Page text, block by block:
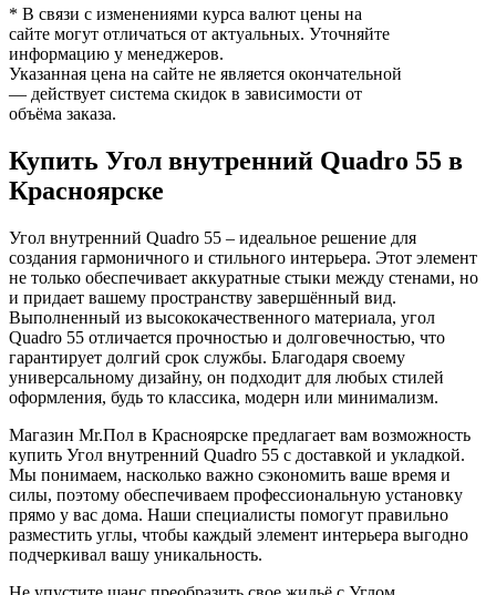
* В связи с изменениями курса валют цены на
сайте могут отличаться от актуальных. Уточняйте
информацию у менеджеров.
Указанная цена на сайте не является окончательной
— действует система скидок в зависимости от
объёма заказа.
Купить Угол внутренний Quadro 55 в
Красноярске
Угол внутренний Quadro 55 – идеальное решение для
создания гармоничного и стильного интерьера. Этот элемент
не только обеспечивает аккуратные стыки между стенами, но
и придает вашему пространству завершённый вид.
Выполненный из высококачественного материала, угол
Quadro 55 отличается прочностью и долговечностью, что
гарантирует долгий срок службы. Благодаря своему
универсальному дизайну, он подходит для любых стилей
оформления, будь то классика, модерн или минимализм.
Магазин Mr.Пол в Красноярске предлагает вам возможность
купить Угол внутренний Quadro 55 с доставкой и укладкой.
Мы понимаем, насколько важно сэкономить ваше время и
силы, поэтому обеспечиваем профессиональную установку
прямо у вас дома. Наши специалисты помогут правильно
разместить углы, чтобы каждый элемент интерьера выгодно
подчеркивал вашу уникальность.